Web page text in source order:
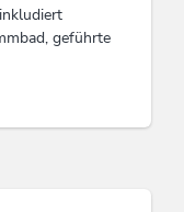
geführte